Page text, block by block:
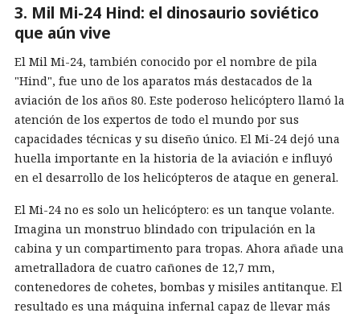
3. Mil Mi-24 Hind: el dinosaurio soviético
que aún vive
El Mil Mi-24, también conocido por el nombre de pila
"Hind", fue uno de los aparatos más destacados de la
aviación de los años 80. Este poderoso helicóptero llamó la
atención de los expertos de todo el mundo por sus
capacidades técnicas y su diseño único. El Mi-24 dejó una
huella importante en la historia de la aviación e influyó
en el desarrollo de los helicópteros de ataque en general.
El Mi-24 no es solo un helicóptero: es un tanque volante.
Imagina un monstruo blindado con tripulación en la
cabina y un compartimento para tropas. Ahora añade una
ametralladora de cuatro cañones de 12,7 mm,
contenedores de cohetes, bombas y misiles antitanque. El
resultado es una máquina infernal capaz de llevar más